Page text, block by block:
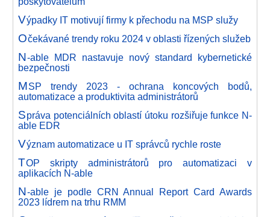
Výpadky IT motivují firmy k přechodu na MSP služy
Očekávané trendy roku 2024 v oblasti řízených služeb
N-able MDR nastavuje nový standard kybernetické
bezpečnosti
MSP trendy 2023 - ochrana koncových bodů,
automatizace a produktivita administrátorů
Správa potenciálních oblastí útoku rozšiřuje funkce N-
able EDR
Význam automatizace u IT správců rychle roste
TOP skripty administrátorů pro automatizaci v
aplikacích N-able
N-able je podle CRN Annual Report Card Awards
2023 lídrem na trhu RMM